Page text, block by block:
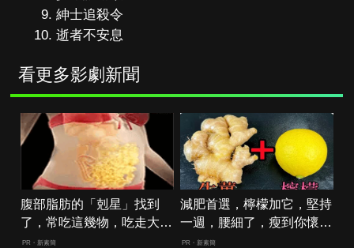
紳士追殺令
逝者不安息
看更多影劇新聞
腹部脂肪的「剋星」找到
了，常吃這幾物，吃走大肚
囊，瘦出小蠻腰
PR・新素簡
減肥首選，檸檬加它，堅持
一週，腰細了，瘦到你懷疑
人生
PR・新素簡